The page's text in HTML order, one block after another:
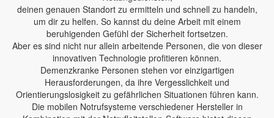
deinen genauen Standort zu ermitteln und schnell zu handeln,
um dir zu helfen. So kannst du deine Arbeit mit einem
beruhigenden Gefühl der Sicherheit fortsetzen.
Aber es sind nicht nur allein arbeitende Personen, die von dieser
innovativen Technologie profitieren können.
Demenzkranke Personen stehen vor einzigartigen
Herausforderungen, da ihre Vergesslichkeit und
Orientierungslosigkeit zu gefährlichen Situationen führen kann.
Die mobilen Notrufsysteme verschiedener Hersteller in